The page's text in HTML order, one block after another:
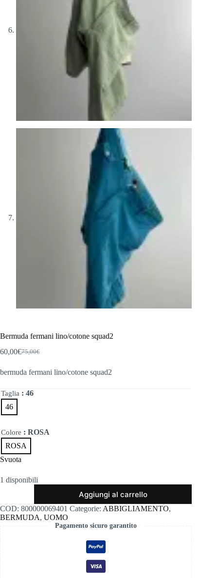
Bermuda fermani lino/cotone squad2
75,00€
Il
originale
75,00€.
60,00€Il
attuale
60,00€.
bermuda fermani lino/cotone squad2
Taglia : 46
46
Colore : ROSA
ROSA
Svuota
1 disponibili
lino/cotone
squad2
quantità
Aggiungi al carrello
COD: 800000069401 Categorie: ABBIGLIAMENTO,
BERMUDA, UOMO
Pagamento sicuro garantito